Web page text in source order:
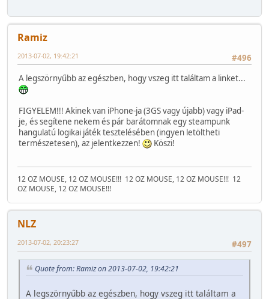
Ramiz
#496
2013-07-02, 19:42:21
A legszörnyűbb az egészben, hogy vszeg itt találtam a linket...
FIGYELEM!!! Akinek van iPhone-ja (3GS vagy újabb) vagy iPad-
je, és segítene nekem és pár barátomnak egy steampunk
hangulatú logikai játék tesztelésében (ingyen letöltheti
természetesen), az jelentkezzen!
Köszi!
12 OZ MOUSE, 12 OZ MOUSE!!! 12 OZ MOUSE, 12 OZ MOUSE!!! 12
OZ MOUSE, 12 OZ MOUSE!!!
NLZ
#497
2013-07-02, 20:23:27
Quote from: Ramiz on 2013-07-02, 19:42:21
A legszörnyűbb az egészben, hogy vszeg itt találtam a